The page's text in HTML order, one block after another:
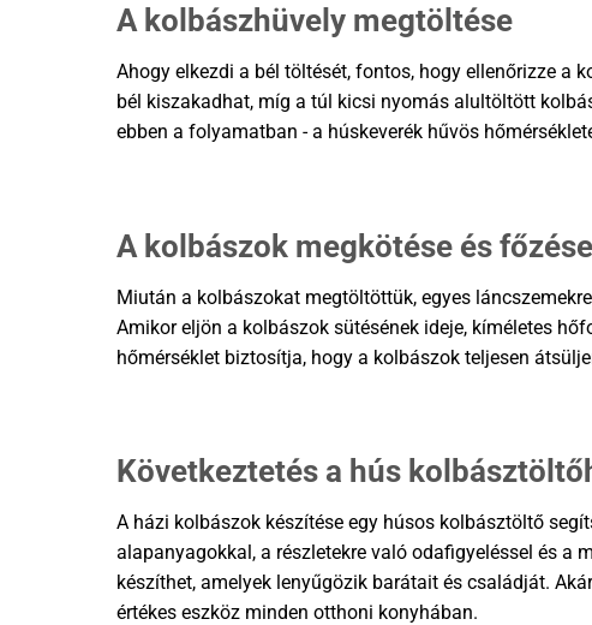
A kolbászhüvely megtöltése
Ahogy elkezdi a bél töltését, fontos, hogy ellenőrizze a
bél kiszakadhat, míg a túl kicsi nyomás alultöltött
ebben a folyamatban - a húskeverék hűvös
A kolbászok megkötése és főzése
Miután a kolbászokat megtöltöttük, egyes
Amikor eljön a kolbászok sütésének ideje, kíméletes
hőmérséklet biztosítja, hogy a kolbászok teljesen
Következtetés a hús
A házi kolbászok készítése egy húsos kolbásztöltő
alapanyagokkal, a részletekre való odafigyeléssel és a
készíthet, amelyek lenyűgözik barátait és családját.
értékes eszköz minden otthoni konyhában.